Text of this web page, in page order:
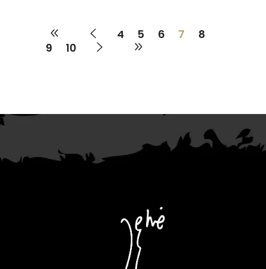
4 5 6 7
8
9
10